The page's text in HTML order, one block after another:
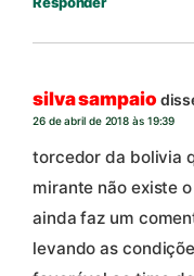
silva sampaio
26 de abril de 2018 às 19:39
torcedor da bolivia
mirante não existe
ainda faz um
levando as